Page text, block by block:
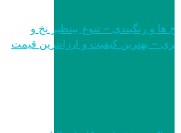
طرح ها و رنگبندی – تنوع بینظیر نخ و